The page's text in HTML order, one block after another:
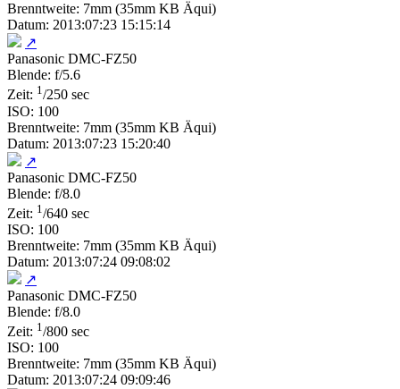
Brenntweite: 7mm (35mm KB Äqui)
Datum: 2013:07:23 15:15:14
↗
Panasonic DMC-FZ50
Blende: f/5.6
Zeit: 1/250 sec
ISO: 100
Brenntweite: 7mm (35mm KB Äqui)
Datum: 2013:07:23 15:20:40
↗
Panasonic DMC-FZ50
Blende: f/8.0
Zeit: 1 /640 sec
ISO: 100
Brenntweite: 7mm (35mm KB Äqui)
Datum: 2013:07:24 09:08:02
↗
Panasonic DMC-FZ50
Blende: f/8.0
Zeit: 1 /800 sec
ISO: 100
Brenntweite: 7mm (35mm KB Äqui)
Datum: 2013:07:24 09:09:46